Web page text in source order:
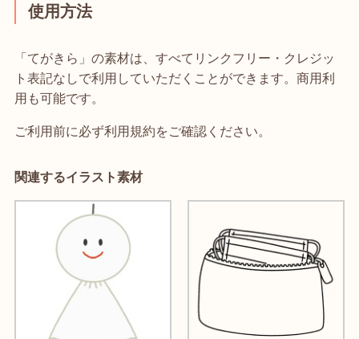
使用方法
「てがきら」の素材は、すべてリンクフリー・クレジッ
ト表記なしで利用していただくことができます。商用利
用も可能です。
ご利用前に必ず利用規約をご確認ください。
関連するイラスト素材